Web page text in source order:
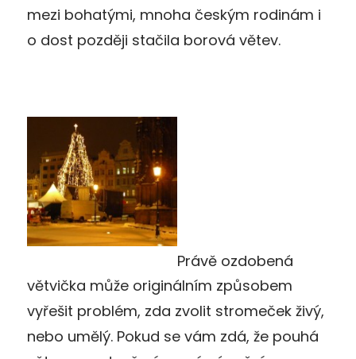
mezi bohatými, mnoha českým rodinám i
o dost později stačila borová větev.
Právě ozdobená
větvička může originálním způsobem
vyřešit problém, zda zvolit stromeček živý,
nebo umělý. Pokud se vám zdá, že pouhá